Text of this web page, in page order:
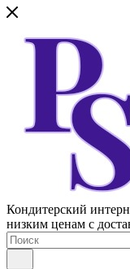
Кондитерский
низким ценам с